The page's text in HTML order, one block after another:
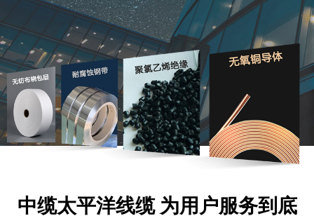
中缆太平洋线缆 为用户服务到底